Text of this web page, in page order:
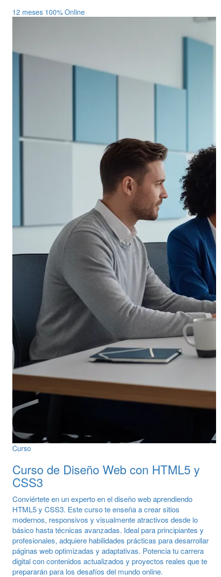
12 meses 100% Online
Curso
Curso de Diseño Web con HTML5 y
CSS3
Conviértete en un experto en el diseño web aprendiendo
HTML5 y CSS3. Este curso te enseña a crear sitios
modernos, responsivos y visualmente atractivos desde lo
básico hasta técnicas avanzadas. Ideal para principiantes y
profesionales, adquiere habilidades prácticas para desarrollar
páginas web optimizadas y adaptativas. Potencia tu carrera
digital con contenidos actualizados y proyectos reales que te
prepararán para los desafíos del mundo online.